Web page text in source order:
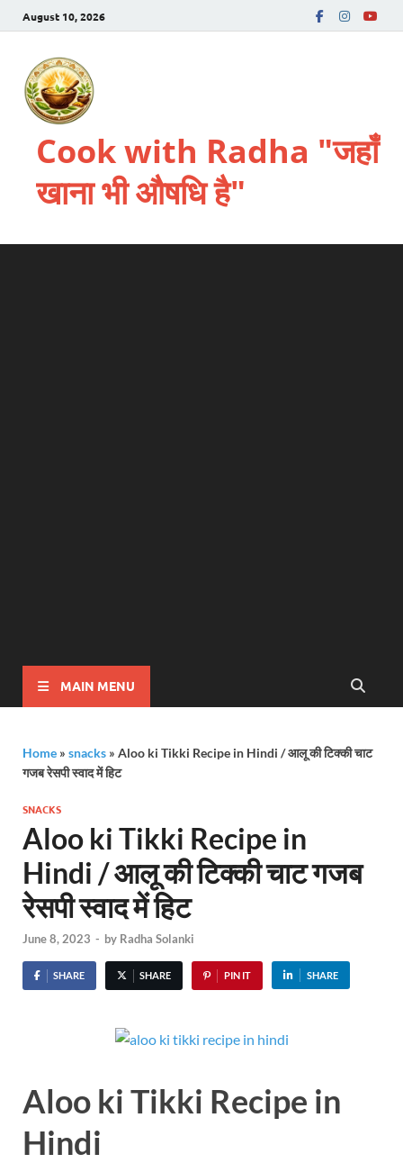
August 10, 2026
Cook with Radha "जहाँ
खाना भी औषधि है"
MAIN MENU
Home » snacks » Aloo ki Tikki Recipe in Hindi / आलू की टिक्की चाट
गजब रेसपी स्वाद में हिट
SNACKS
Aloo ki Tikki Recipe in
Hindi / आलू की टिक्की चाट गजब
रेसपी स्वाद में हिट
June 8, 2023 - by Radha Solanki
SHARE SHARE PIN IT SHARE
Aloo ki Tikki Recipe in
Hindi